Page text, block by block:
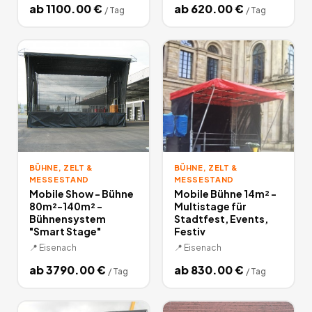
ab1100.00€ / Tag ab620.00€ / Tag
BÜHNE, ZELT &
MESSESTAND
Mobile Show - Bühne
80m²-140m² -
Bühnensystem
"Smart Stage"
📍 Eisenach
ab3790.00€ / Tag
BÜHNE, ZELT &
MESSESTAND
Mobile Bühne 14m² -
Multistage für
Stadtfest, Events,
Festiv
📍 Eisenach
ab830.00€ / Tag